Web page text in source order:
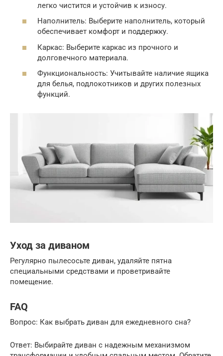
легко чистится и устойчив к износу.
Наполнитель: Выберите наполнитель, который
обеспечивает комфорт и поддержку.
Каркас: Выберите каркас из прочного и
долговечного материала.
Функциональность: Учитывайте наличие ящика
для белья, подлокотников и других полезных
функций.
Уход за диваном
Регулярно пылесосьте диван, удаляйте пятна
специальными средствами и проветривайте
помещение.
FAQ
Вопрос: Как выбрать диван для ежедневного сна?
Ответ: Выбирайте диван с надежным механизмом